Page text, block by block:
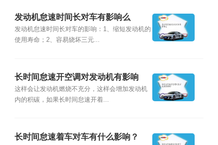
发动机怠速时间长对车有影响么
发动机怠速时间长对车的影响：1、缩短发动机的
使用寿命；2、容易烧坏三元...
长时间怠速开空调对发动机有影响
吗？
这样会让发动机燃烧不充分，这样会增加发动机
内的积碳，如果长时间怠速开着...
长时间怠速着车对车有什么影响？